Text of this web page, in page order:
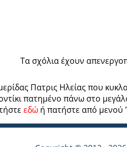
Τα σχόλια έχουν
Πατρις Ηλείας που
πατημένο πάνω στο
εδώ ή πατήστε από μενού